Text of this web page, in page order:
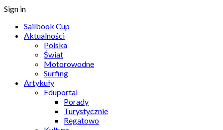
Sign in
Sailbook Cup
Aktualności
Polska
Świat
Motorowodne
Surfing
Artykuły
Eduportal
Porady
Turystycznie
Regatowo